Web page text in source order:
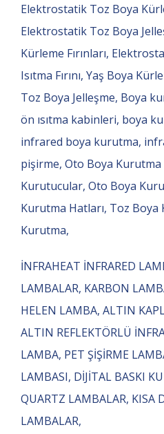
Elektrostatik Toz Boya
Elektrostatik Toz Boya
Kürleme Fırınları,
Isıtma Fırını, Yaş Boya
Toz Boya Jelleşme, Boya
ön ısıtma kabinleri, boya
infrared boya kurutma,
pişirme, Oto Boya
Kurutucular, Oto Boya
Kurutma Hatları, Toz Boya
Kurutma,
İNFRAHEAT İNFRARED
LAMBALAR, KARBON
HELEN LAMBA, ALTIN
ALTIN REFLEKTÖRLÜ
LAMBA, PET ŞİŞİRME
LAMBASI, DİJİTAL BASKI
QUARTZ LAMBALAR, KISA
LAMBALAR,